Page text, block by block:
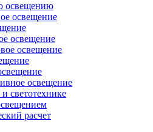
освещению
освещение
освещение
освещение
освещение
светотехнике
расчет